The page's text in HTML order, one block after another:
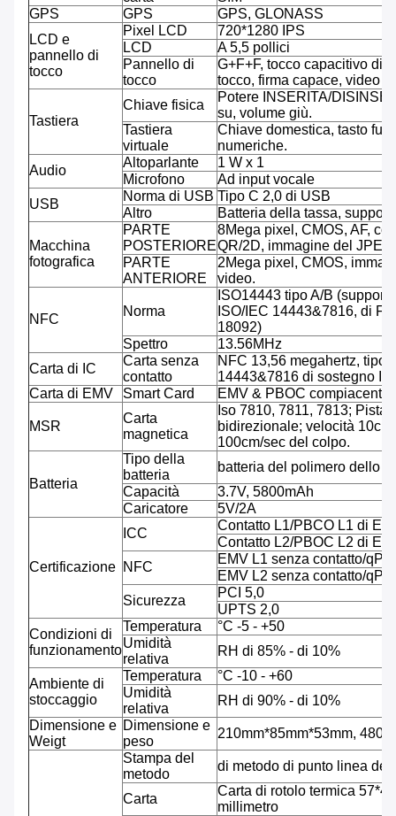
GPS
GPS
GPS, GLONASS
LCD e
pannello di
tocco
Pixel LCD
720*1280 IPS
LCD
A 5,5 pollici
Pannello di
tocco
G+F+F, tocco capacitivo di
tocco, firma capace, video
Tastiera
Chiave fisica
Potere INSERITA/
su, volume giù.
Tastiera
virtuale
Chiave domestica, tasto
numeriche.
Audio
Altoparlante
1 W x 1
Microfono
Ad input vocale
USB
Norma di USB Tipo C 2,0 di USB
Altro
Batteria della tassa,
Macchina
fotografica
PARTE
POSTERIORE
8Mega pixel, CMOS, AF,
QR/2D, immagine del
PARTE
ANTERIORE
2Mega pixel, CMOS,
video.
NFC
Norma
ISO14443 tipo A/B
ISO/IEC 14443&7816, di
18092)
Spettro
13.56MHz
Carta di IC
Carta senza
contatto
NFC 13,56 megahertz, tipo
14443&7816 di sostegno
Carta di EMV
Smart Card EMV & PBOC compiacenti
MSR
Carta
magnetica
Iso 7810, 7811, 7813; Pista
bidirezionale; velocità
100cm/sec del colpo.
Batteria
Tipo della
batteria
batteria del polimero dello
Capacità
3.7V, 5800mAh
Caricatore
5V/2A
Certificazione
ICC
Contatto L1/PBCO L1 di
Contatto L2/PBOC L2 di
NFC
EMV L1 senza contatto/
EMV L2 senza contatto/
Sicurezza
PCI 5,0
UPTS 2,0
Condizioni di
funzionamento
Temperatura
°C -5 - +50
Umidità
relativa
RH di 85% - di 10%
Ambiente di
stoccaggio
Temperatura
°C -10 - +60
Umidità
relativa
RH di 90% - di 10%
Dimensione e
Weigt
Dimensione e
peso
210mm*85mm*53mm,
Stampa del
metodo
di metodo di punto linea del
Carta
Carta di rotolo termica
millimetro